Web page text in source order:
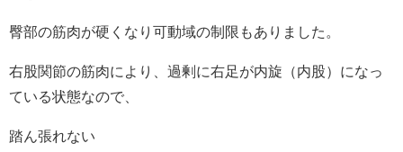
臀部の筋肉が硬くなり可動域の制限もありました。
右股関節の筋肉により、過剰に右足が内旋（内股）になっ
ている状態なので、
踏ん張れない